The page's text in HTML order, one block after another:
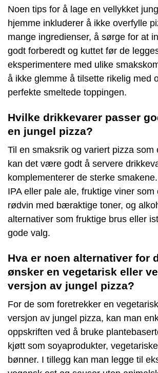
Noen tips for å lage en vellykket
hjemme inkluderer å ikke overfylle
mange ingredienser, å sørge for at
godt forberedt og kuttet før de
eksperimentere med ulike
å ikke glemme å tilsette rikelig med
perfekte smeltede toppingen.
Hvilke drikkevarer passer
en jungel pizza?
Til en smaksrik og variert pizza som
kan det være godt å servere
komplementerer de sterke
IPA eller pale ale, fruktige viner som
rødvin med bæraktige toner, og
alternativer som fruktige brus eller
gode valg.
Hva er noen alternativer for
ønsker en vegetarisk eller
versjon av jungel pizza?
For de som foretrekker en
versjon av jungel pizza, kan man
oppskriften ved å bruke
kjøtt som soyaprodukter,
bønner. I tillegg kan man legge til